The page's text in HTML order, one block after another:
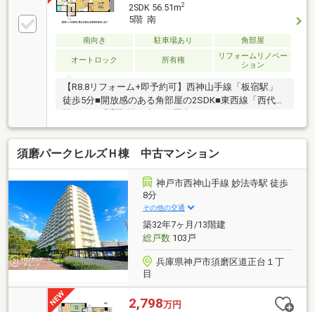
2SDK 56.51m2
5階 南
南向き 駐車場あり 角部屋
オートロック 所有権
リフォームリノベー
ション
【R8.8リフォーム+即予約可】西神山手線「板宿駅」
徒歩5分■開放感のある角部屋の2SDK■東西線「西代
駅」ＪＲ「鷹取駅」歩20分圏内の好アクセス■イオン
フードスタイル徒歩3分の便利な立地
須磨パークヒルズＨ棟 中古マンション
神戸市西神山手線 妙法寺駅 徒歩
8分
その他の交通
築32年7ヶ月/13階建
総戸数103戸
兵庫県神戸市須磨区道正台１丁
目
2,798万円